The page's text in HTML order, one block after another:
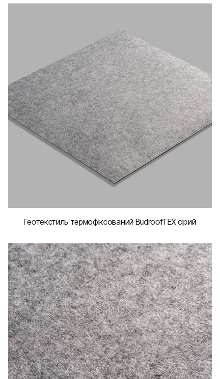
Геотекстиль термофіксований BudroofTEX сірий